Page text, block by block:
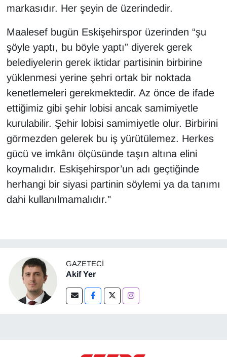
markasıdır. Her şeyin de üzerindedir.
Maalesef bugün Eskişehirspor üzerinden “şu
şöyle yaptı, bu böyle yaptı” diyerek gerek
belediyelerin gerek iktidar partisinin birbirine
yüklenmesi yerine şehri ortak bir noktada
kenetlemeleri gerekmektedir. Az önce de ifade
ettiğimiz gibi şehir lobisi ancak samimiyetle
kurulabilir. Şehir lobisi samimiyetle olur. Birbirini
görmezden gelerek bu iş yürütülemez. Herkes
gücü ve imkânı ölçüsünde taşın altına elini
koymalıdır. Eskişehirspor’un adı geçtiğinde
herhangi bir siyasi partinin söylemi ya da tanımı
dahi kullanılmamalıdır."
GAZETECI
Akif Yer